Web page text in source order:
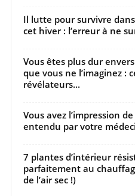
Il lutte pour survivre
cet hiver : l’erreur à ne
Vous êtes plus dur
que vous ne l’imaginez :
révélateurs...
Vous avez l’impression
entendu par votre
7 plantes d’intérieur
parfaitement au
de l’air sec !)